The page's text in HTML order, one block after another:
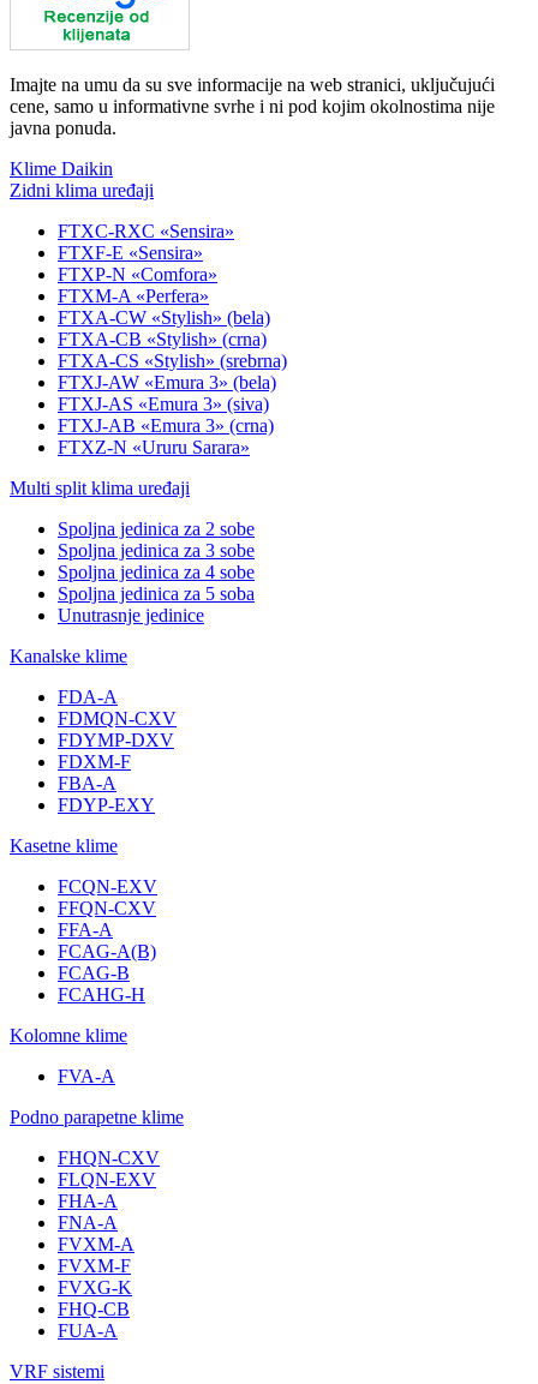
Imajte na umu da su sve informacije na web stranici, uključujući
cene, samo u informativne svrhe i ni pod kojim okolnostima nije
javna ponuda.
Klime Daikin
Zidni klima uređaji
FTXC-RXC «Sensira»
FTXF-E «Sensira»
FTXP-N «Comfora»
FTXM-A «Perfera»
FTXA-CW «Stylish» (bela)
FTXA-CB «Stylish» (crna)
FTXA-CS «Stylish» (srebrna)
FTXJ-AW «Emura 3» (bela)
FTXJ-AS «Emura 3» (siva)
FTXJ-AB «Emura 3» (crna)
FTXZ-N «Ururu Sarara»
Multi split klima uređaji
Spoljna jedinica za 2 sobe
Spoljna jedinica za 3 sobe
Spoljna jedinica za 4 sobe
Spoljna jedinica za 5 soba
Unutrasnje jedinice
Kanalske klime
FDA-A
FDMQN-CXV
FDYMP-DXV
FDXM-F
FBA-A
FDYP-EXY
Kasetne klime
FCQN-EXV
FFQN-CXV
FFA-A
FCAG-A(B)
FCAG-B
FCAHG-H
Kolomne klime
FVA-A
Podno parapetne klime
FHQN-CXV
FLQN-EXV
FHA-A
FNA-A
FVXM-A
FVXM-F
FVXG-K
FHQ-CB
FUA-A
VRF sistemi